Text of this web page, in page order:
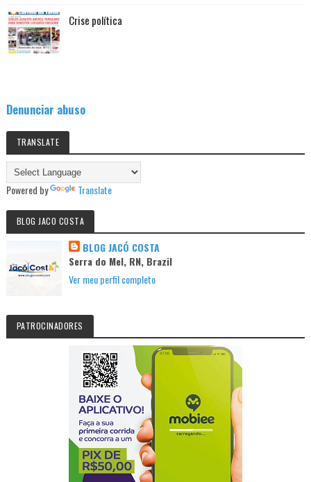
Crise política
Denunciar abuso
TRANSLATE
Powered by Translate
BLOG JACO COSTA
BLOG JACÓ COSTA
Serra do Mel, RN, Brazil
Ver meu perfil completo
PATROCINADORES